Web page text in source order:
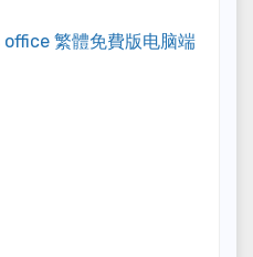
繁體免費版电脑端